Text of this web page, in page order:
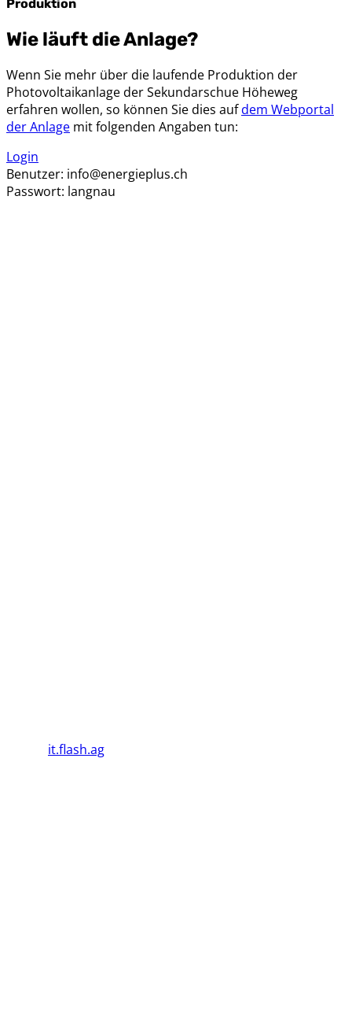
Produktion
Wie läuft die Anlage?
Wenn Sie mehr über die laufende Produktion der
Photovoltaikanlage der Sekundarschue Höheweg
erfahren wollen, so können Sie dies aufdem Webportal
der Anlage mit folgenden Angaben tun:
Login
Benutzer: info@energieplus.ch
Passwort: langnau
it.flash.ag